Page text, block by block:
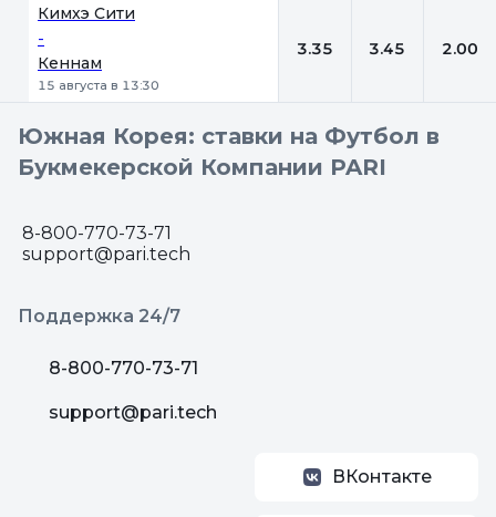
Кимхэ Сити
-
Кеннам
15 августа в 13:30
3.35 3.45 2.00
Южная Корея: ставки на Футбол в
Букмекерской Компании PARI
8-800-770-73-71
support@pari.tech
Поддержка 24/7
8-800-770-73-71
support@pari.tech
ВКонтакте